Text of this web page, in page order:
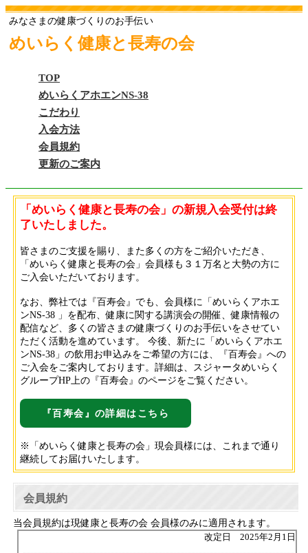
みなさまの健康づくりのお手伝い
めいらく健康と長寿の会
TOP
めいらくアホエンNS-38
こだわり
入会方法
会員規約
更新のご案内
「めいらく健康と長寿の会」の新規入会受付は終
了いたしました。
皆さまのご支援を賜り、また多くの方をご紹介いただき、
「めいらく健康と長寿の会」会員様も３１万名と大勢の方に
ご入会いただいております。
なお、弊社では『百寿会』でも、会員様に「めいらくアホエ
ンNS-38 」を配布、健康に関する講演会の開催、健康情報の
配信など、多くの皆さまの健康づくりのお手伝いをさせてい
ただく活動を進めています。 今後、新たに「めいらくアホエ
ンNS-38」の飲用お申込みをご希望の方には、『百寿会』への
ご入会をご案内しております。詳細は、スジャータめいらく
グループHP上の『百寿会』のページをご覧ください。
『百寿会』の詳細はこちら
※「めいらく健康と長寿の会」現会員様には、これまで通り
継続してお届けいたします。
会員規約
当会員規約は現健康と長寿の会 会員様のみに適用されます。
改定日 2025年2月1日